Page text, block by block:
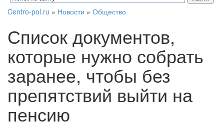
Centro-pol.ru » Новости » Общество
Список документов,
которые нужно собрать
заранее, чтобы без
препятствий выйти на
пенсию